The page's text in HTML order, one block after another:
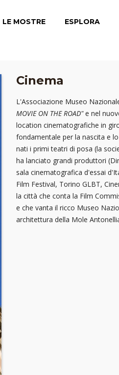
LE MOSTRE ESPLORA
Cinema
L'Associazione Museo
MOVIE ON THE ROAD"e nel
location cinematografiche in
fondamentale per la nascita e
nati i primi teatri di posa (la
ha lanciato grandi produttori
sala cinematografica d'essai
Film Festival, Torino GLBT,
la città che conta la Film
e che vanta il ricco Museo
architettura della Mole